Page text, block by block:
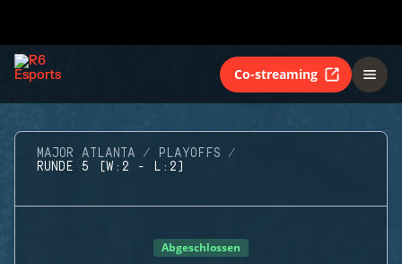
Co-streaming
MAJOR ATLANTA
PLAYOFFS
RUNDE 5 (W:2 - L:2)
Abgeschlossen